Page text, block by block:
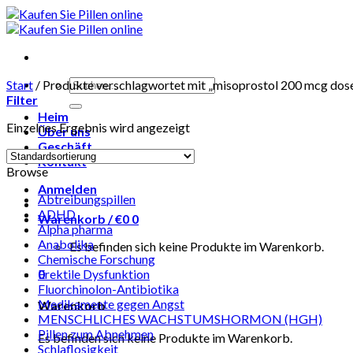
Skip
to
Suchen
nach:
Heim
Über uns
Geschäft
Kontakt
Anmelden
Warenkorb /€0 0
Es befinden sich keine Produkte im Warenkorb.
0
Warenkorb
Es befinden sich keine Produkte im Warenkorb.
Start / Produkte verschlagwortet mit „misoprostol 200 mcg
Filter
Einzelnes Ergebnis wird angezeigt
Browse
Abtreibungspillen
ADHD
Alpha pharma
Anabolika
Chemische Forschung
Erektile Dysfunktion
Fluorchinolon-Antibiotika
Medikamente gegen Angst
MENSCHLICHES WACHSTUMSHORMON (HGH)
Pillen zum Abnehmen
Schlaflosigkeit